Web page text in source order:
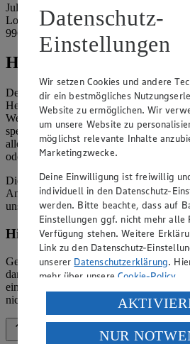
Julian Rockel e.K.
Lohstr. 20
99628 Buttstädt
Hinweise
Der Inhalt dieser Website ist
Herausgeber gewährt Ihnen jedoch das
Website bereitgestellten Text ganz oder
speichern und zu vervielfältigen. Aus
allerdings die Speicherung und
oder Grafiken aus dieser Website nicht
Die verantwortliche Stelle ist nicht für die
Angebotsinformationen verantwortlich.
unserer Märkte finden Sie in der
Hinweis zum
Gemäß § 36
darauf hin, dass wir nicht an einem
einer Verbraucherschlichtungsstelle
nicht verpflichtet sind.
Zurück nach oben
Datenschutz-
Einstellungen
Wir setzen Cookies und andere
dir ein bestmögliches
Website zu ermöglichen. Wir
um unsere Website zu
möglichst relevante Inhalte
Marketingzwecke.
Deine Einwilligung ist freiwillig
individuell in den Datenschutz-
werden. Bitte beachte, dass auf
Einstellungen ggf. nicht mehr alle
Verfügung stehen. Weitere
Link zu den Datenschutz-
unserer Datenschutzerklärung.
mehr über unsereCookie-Policy.
Verarbeitung deiner
USA durch Facebook und YouTube:
Wenn du auf „Aktivieren“ klickst,
NUR